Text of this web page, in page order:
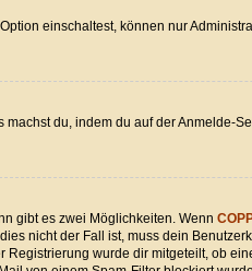
einschaltest, können nur
du, indem du auf der Anmelde-
gibt es zwei Möglichkeiten. Wenn
nicht der Fall ist, muss dein
wurde dir mitgeteilt, ob